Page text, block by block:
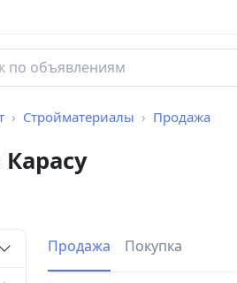
Стройматериалы Продажа
Продажа Покупка